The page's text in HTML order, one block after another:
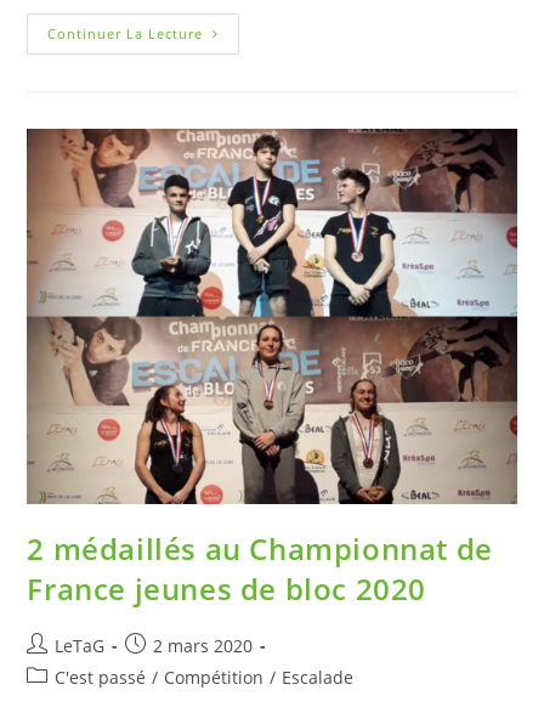
Continuer La Lecture
2 médaillés au Championnat de
France jeunes de bloc 2020
LeTaG
2 mars 2020
C'est passé / Compétition / Escalade